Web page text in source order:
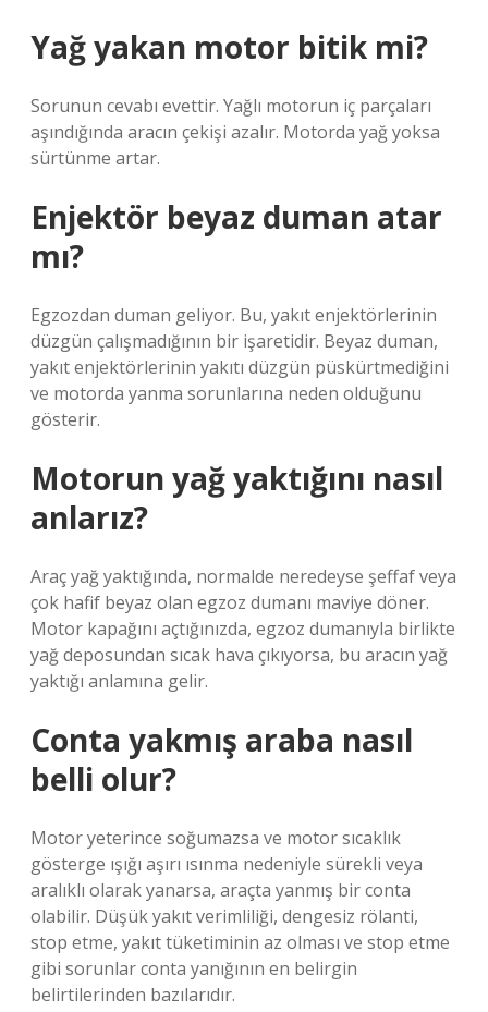
Yağ yakan motor bitik mi?
Sorunun cevabı evettir. Yağlı motorun iç parçaları
aşındığında aracın çekişi azalır. Motorda yağ yoksa
sürtünme artar.
Enjektör beyaz duman atar
mı?
Egzozdan duman geliyor. Bu, yakıt enjektörlerinin
düzgün çalışmadığının bir işaretidir. Beyaz duman,
yakıt enjektörlerinin yakıtı düzgün püskürtmediğini
ve motorda yanma sorunlarına neden olduğunu
gösterir.
Motorun yağ yaktığını nasıl
anlarız?
Araç yağ yaktığında, normalde neredeyse şeffaf veya
çok hafif beyaz olan egzoz dumanı maviye döner.
Motor kapağını açtığınızda, egzoz dumanıyla birlikte
yağ deposundan sıcak hava çıkıyorsa, bu aracın yağ
yaktığı anlamına gelir.
Conta yakmış araba nasıl
belli olur?
Motor yeterince soğumazsa ve motor sıcaklık
gösterge ışığı aşırı ısınma nedeniyle sürekli veya
aralıklı olarak yanarsa, araçta yanmış bir conta
olabilir. Düşük yakıt verimliliği, dengesiz rölanti,
stop etme, yakıt tüketiminin az olması ve stop etme
gibi sorunlar conta yanığının en belirgin
belirtilerinden bazılarıdır.